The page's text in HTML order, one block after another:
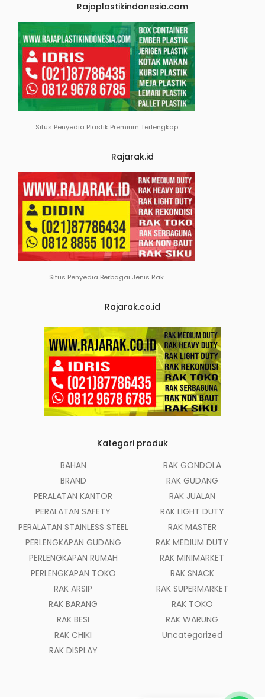
Rajaplastikindonesia.com
Situs Penyedia Plastik Premium Terlengkap
Rajarak.id
Situs Penyedia Berbagai Jenis Rak
Rajarak.co.id
Kategori produk
BAHAN
BRAND
PERALATAN KANTOR
PERALATAN SAFETY
PERALATAN STAINLESS STEEL
PERLENGKAPAN GUDANG
PERLENGKAPAN RUMAH
PERLENGKAPAN TOKO
RAK ARSIP
RAK BARANG
RAK BESI
RAK CHIKI
RAK DISPLAY
RAK GONDOLA
RAK GUDANG
RAK JUALAN
RAK LIGHT DUTY
RAK MASTER
RAK MEDIUM DUTY
RAK MINIMARKET
RAK SNACK
RAK SUPERMARKET
RAK TOKO
RAK WARUNG
Uncategorized